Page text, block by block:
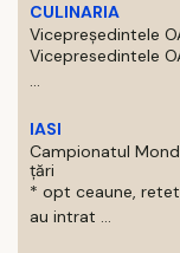
CULINARIA
Vicepreședintele
Vicepresedintele
...
IASI
Campionatul
țări
* opt ceaune,
au intrat ...